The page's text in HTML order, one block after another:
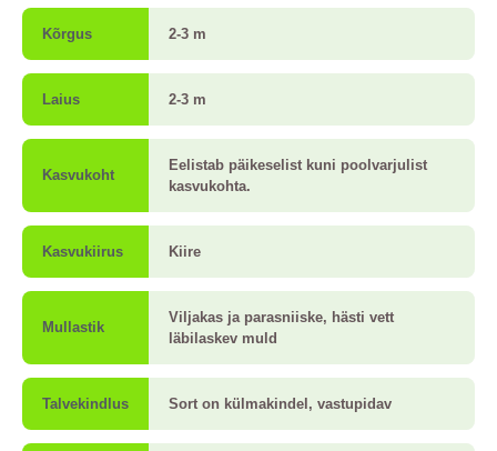
Kõrgus 2-3 m
Laius 2-3 m
Kasvukoht
Eelistab päikeselist kuni poolvarjulist
kasvukohta.
Kasvukiirus Kiire
Mullastik
Viljakas ja parasniiske, hästi vett
läbilaskev muld
Talvekindlus Sort on külmakindel, vastupidav